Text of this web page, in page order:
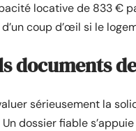
locative de 833 €
coup d’œil si le
documents
sérieusement la
Un dossier fiable